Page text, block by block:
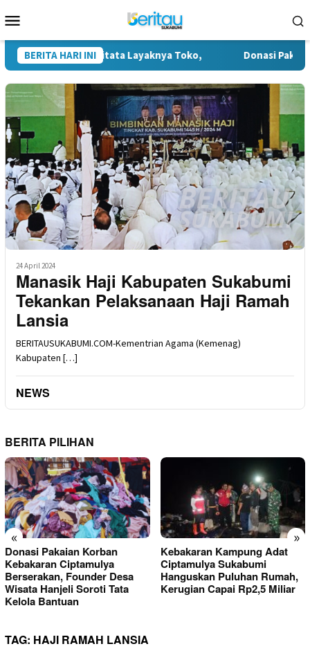
ke
Mobile
BERITA HARI INI
Mulia Ditata Layaknya Toko, Donasi Pakaian
24 April 2024
Manasik Haji Kabupaten Sukabumi
Tekankan Pelaksanaan Haji Ramah
Lansia
BERITAUSUKABUMI.COM-Kementrian Agama (Kemenag)
Kabupaten […]
NEWS
BERITA PILIHAN
« »
Donasi Pakaian Korban
Kebakaran Ciptamulya
Berserakan, Founder Desa
Wisata Hanjeli Soroti Tata
Kelola Bantuan
Kebakaran Kampung Adat
Ciptamulya Sukabumi
Hanguskan Puluhan Rumah,
Kerugian Capai Rp2,5 Miliar
TAG: HAJI RAMAH LANSIA